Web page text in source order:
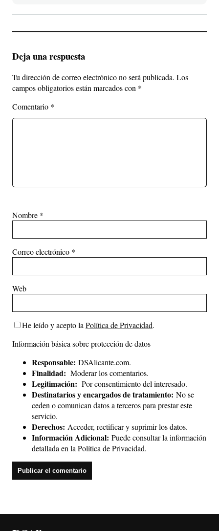
Deja una respuesta
Tu dirección de correo electrónico no será publicada. Los
campos obligatorios están marcados con *
Comentario *
Nombre *
Correo electrónico *
Web
He leído y acepto la Política de Privacidad.
Información básica sobre protección de datos
Responsable: DSAlicante.com.
Finalidad: Moderar los comentarios.
Legitimación: Por consentimiento del interesado.
Destinatarios y encargados de tratamiento: No se
ceden o comunican datos a terceros para prestar este
servicio.
Derechos: Acceder, rectificar y suprimir los datos.
Información Adicional: Puede consultar la información
detallada en la Política de Privacidad.